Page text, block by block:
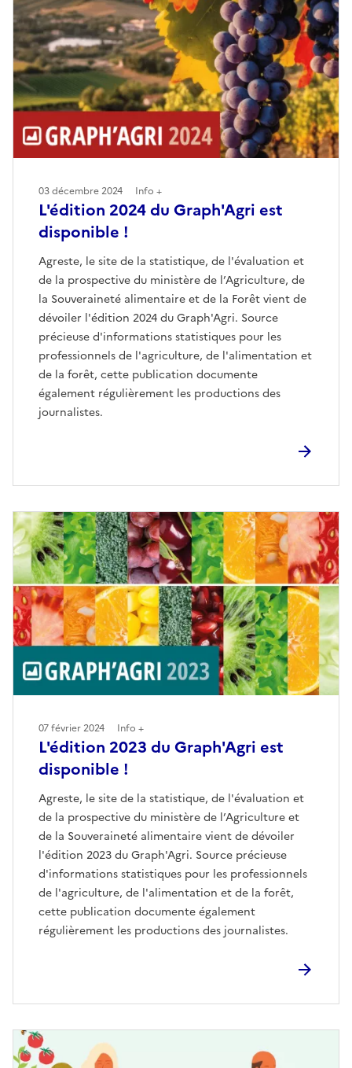
L'édition 2024 du Graph'Agri est
disponible !
Agreste, le site de la statistique, de l'évaluation et
de la prospective du ministère de l’Agriculture, de
la Souveraineté alimentaire et de la Forêt vient de
dévoiler l'édition 2024 du Graph'Agri. Source
précieuse d'informations statistiques pour les
professionnels de l'agriculture, de l'alimentation et
de la forêt, cette publication documente
également régulièrement les productions des
journalistes.
03 décembre 2024 Info +
L'édition 2023 du Graph'Agri est
disponible !
Agreste, le site de la statistique, de l'évaluation et
de la prospective du ministère de l’Agriculture et
de la Souveraineté alimentaire vient de dévoiler
l'édition 2023 du Graph'Agri. Source précieuse
d'informations statistiques pour les professionnels
de l'agriculture, de l'alimentation et de la forêt,
cette publication documente également
régulièrement les productions des journalistes.
07 février 2024 Info +